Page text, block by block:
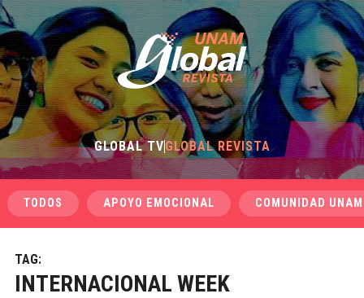
GLOBAL TVGLOBAL REVISTA
TODOS APOYO EMOCIONAL COMUNIDAD UNAM
TAG:
INTERNACIONAL WEEK